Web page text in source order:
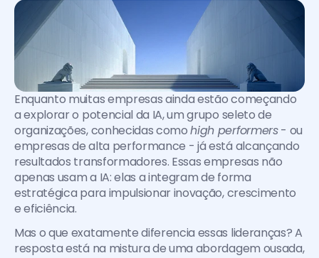
Enquanto muitas empresas ainda estão começando
a explorar o potencial da IA, um grupo seleto de
organizações, conhecidas como high performers - ou
empresas de alta performance - já está alcançando
resultados transformadores. Essas empresas não
apenas usam a IA: elas a integram de forma
estratégica para impulsionar inovação, crescimento
e eficiência.
Mas o que exatamente diferencia essas lideranças? A
resposta está na mistura de uma abordagem ousada,